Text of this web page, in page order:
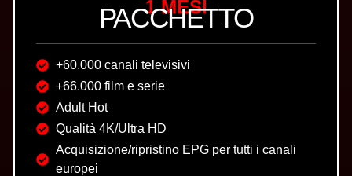
1 MESI
PACCHETTO
+60.000 canali televisivi
+66.000 film e serie
Adult Hot
Qualità 4K/Ultra HD
Acquisizione/ripristino EPG per tutti i canali
europei